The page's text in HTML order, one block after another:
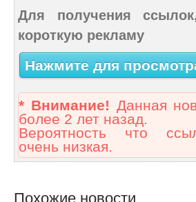
Для получения
короткую рекламу
Нажмите для
* Внимание! Данная
более 2 лет назад.
Вероятность что
очень низкая.
Похожие новости